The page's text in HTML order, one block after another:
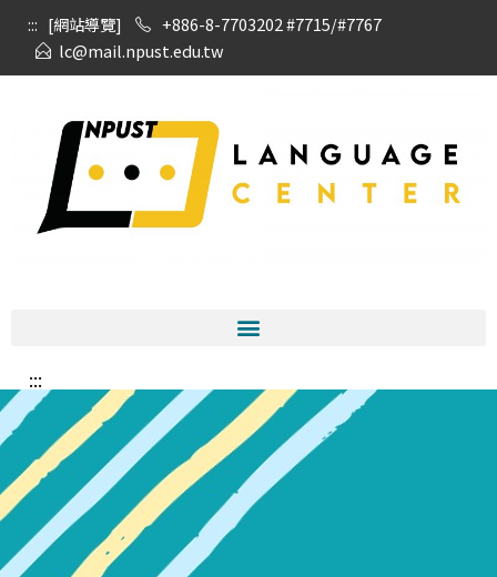
::: [網站導覽]
+886-8-7703202 #7715/#7767
lc@mail.npust.edu.tw
:::